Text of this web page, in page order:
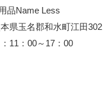
品Name Less
県玉名郡和水町江田302
11：00～17：00